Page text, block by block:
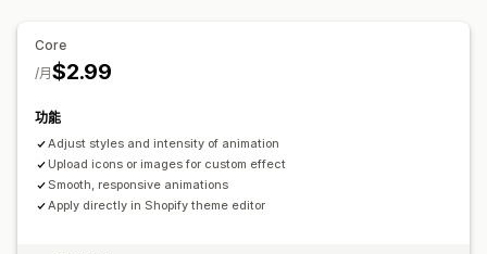
Core
$2.99
/月
功能
Adjust styles and intensity of animation
Upload icons or images for custom effect
Smooth, responsive animations
Apply directly in Shopify theme editor